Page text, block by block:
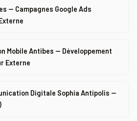
— Campagnes Google Ads
Mobile Antibes — Développement
Externe
Digitale Sophia Antipolis —